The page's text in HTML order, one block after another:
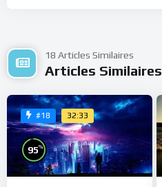
18 Articles Similaires
Articles Similaires
#18 32:33
95%